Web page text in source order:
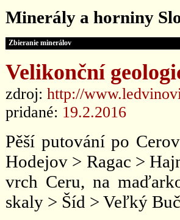
Minerály a horniny
Zbieranie minerálov
Velikonční
zdroj: http://
pridané: 19.2.2016
Pěší putování po
Hodejov > Ragac >
vrch Ceru, na
skaly > Šíd > Veľký